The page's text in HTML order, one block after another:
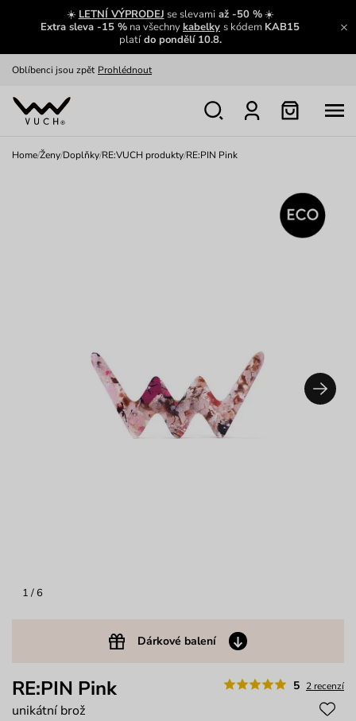
☀️ LETNÍ VÝPRODEJ se slevamiaž -50 %☀️
Extra sleva -15 % na všechnykabelky s kódem KAB15
platído pondělí 10.8.
Zajímavosti ze světa Vuch:
Zobrazit
Oblíbenci jsou zpět Prohlédnout
Nech se inspirovat
Home/Ženy/Doplňky/RE:VUCH produkty/RE:PIN Pink
1 / 6
Dárkové balení
5 2 recenzí
RE:PIN Pink
unikátní brož